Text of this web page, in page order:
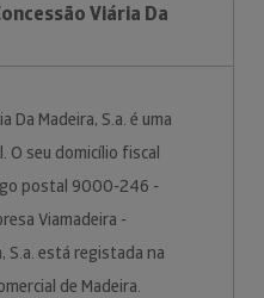
Viária Da
Da Madeira, S.a. é uma
O seu domicílio fiscal
postal 9000-246 -
Viamadeira -
S.a. está registada na
de Madeira.